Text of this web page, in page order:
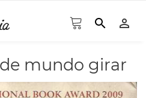
search person_outline
mundo girar